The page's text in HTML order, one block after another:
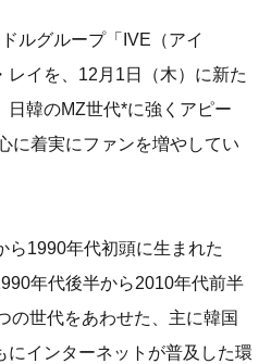
ルグループ「IVE（アイ
レイを、12月1日（木）に新た
日韓のMZ世代*に強くアピー
に着実にファンを増やしてい
ら1990年代初頭に生まれた
年代後半から2010年代前半
の世代をあわせた、主に韓国
にインターネットが普及した環